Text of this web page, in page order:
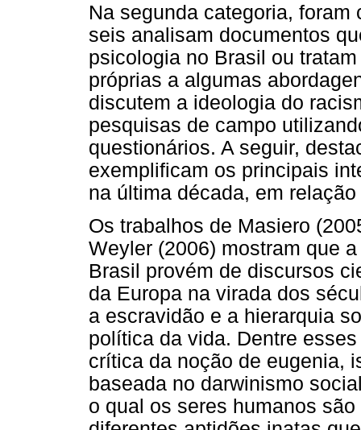
Na segunda categoria,
seis analisam documentos
psicologia no Brasil ou
próprias a algumas
discutem a ideologia do
pesquisas de campo
questionários. A seguir,
exemplificam os principais
na última década, em
Os trabalhos de Masiero
Weyler (2006) mostram que
Brasil provém de discursos
da Europa na virada dos
a escravidão e a hierarquia
política da vida. Dentre
crítica da noção de eugenia,
baseada no darwinismo
o qual os seres humanos